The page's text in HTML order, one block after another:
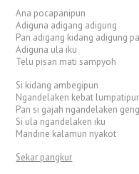
Ana pocapanipun
Adiguna adigang adigung
Pan adigang kidang adigung
Adiguna ula iku
Telu pisan mati sampyoh
Si kidang ambegipun
Ngandelaken kebat
Pan si gajah ngandelaken
Si ula ngandelaken iku
Mandine kalamun nyakot
Sekar pangkur